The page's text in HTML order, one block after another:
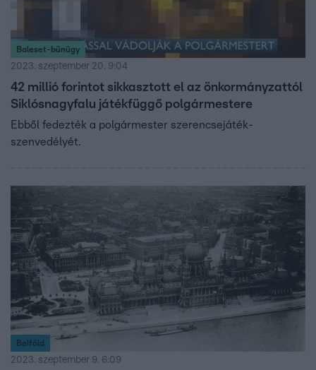
Baleset-bűnügy
2023. szeptember 20. 9:04
42 millió forintot sikkasztott el az önkormányzattól
Siklósnagyfalu játékfüggő polgármestere
Ebből fedezték a polgármester szerencsejáték-
szenvedélyét.
Belföld
2023. szeptember 9. 6:09